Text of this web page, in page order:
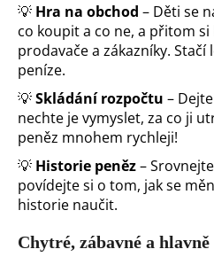
💡 Hra na obchod – Děti se
co koupit a co ne, a přitom
prodavače a zákazníky. Stačí
peníze.
💡Skládání rozpočtu –
nechte je vymyslet, za co ji
peněz mnohem rychleji!
💡 Historie peněz–
povídejte si o tom, jak se
historie naučit.
Chytré, zábavné a